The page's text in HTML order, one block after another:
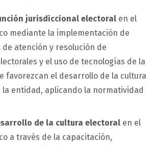
jurisdiccional electoral en el
mediante la implementación de
de atención y resolución de
y el uso de tecnologías de la
favorezcan el desarrollo de la cultura
la entidad, aplicando la normatividad
de la cultura electoral en el
a través de la capacitación,